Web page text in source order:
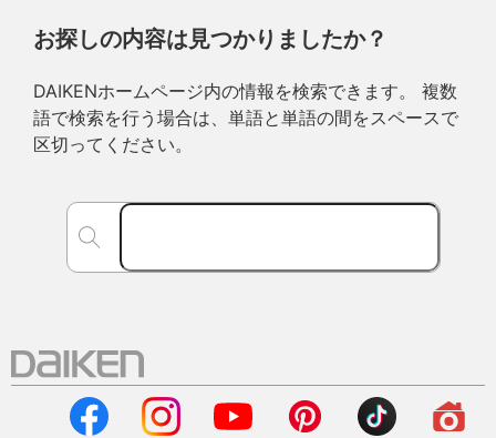
お探しの内容は見つかりましたか？
DAIKENホームページ内の情報を検索できます。 複数
語で検索を行う場合は、単語と単語の間をスペースで
区切ってください。